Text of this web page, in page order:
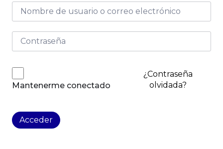
Mantenerme conectado
¿Contraseña
olvidada?
Acceder
Curso Teórico-Práctico De
Inseminación Artificial En
$320,00 + ADD